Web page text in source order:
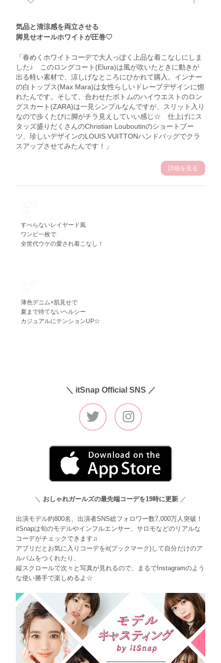
気品と清涼感を両立させる
脚見せオールホワイトが圧巻♡
「春めくホワイトコーデで大人っぽく上品な着こなしにしま
した♪ このロングコート(Elura)は風が吹いたときに動きが
出る軽い素材で、涼しげなところにひかれて購入。インナー
の白トップス(Max Mara)は女性らしいドレープデザインに惚
れたんです。そして、合わせたボトムのハイウエストのロン
グスカート(ZARA)は一見シンプルなんですが、スリット入り
なので歩くたびに脚がチラ見えしていい感じ☆ 仕上げにス
タッズ盛りだくさんのChristian Louboutinのショートブー
ツ、珍しいデザインのLOUIS VUITTONハンドバッグでクラ
スアップさせてみたんです！」
詳細を見る
4.25
すべらないレイヤード風
ワンピ一枚で
全世代ウケの愛され着こなし！
4.18
薄色デニム×肌見せで
夏まで待てないヘルシー
カジュアルにテンションUP☆
＼ itSnap Official SNS ／
＼ おしゃれガールズの最先端コーデを19時に更新 ／
出演モデル約800名、出演者SNS総フォロワー数7,000万人突破！
itSnapは旬のモデルやインフルエンサー、サロモなどのリアルな
コーデがチェックできます♫
アプリだとお気に入りコーデをit(ブックマーク)して自分だけのア
ルバムをつくれたり、
縦スクロールで次々と写真が見れるので、まるでInstagramのよう
な使い勝手で楽しめるよ☆